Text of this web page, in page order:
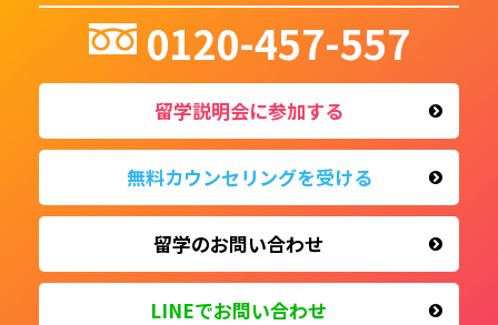
0120-457-557
留学説明会に参加する
無料カウンセリングを受ける
留学のお問い合わせ
LINEでお問い合わせ